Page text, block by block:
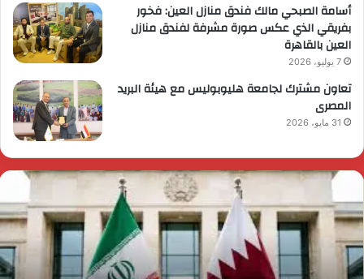
أسامة الصبحي مالك فندق منازل العين: فخور
بفريقي الذي عكس صورة مشرفة لفندق منازل
العين بالقاهرة
7 يوليو، 2026
تعاون مشترك لجامعة هليوبوليس مع هيئة البريد
المصرى
31 مايو، 2026
الحرس
يخـ
ـترق
البحرين!
القصة